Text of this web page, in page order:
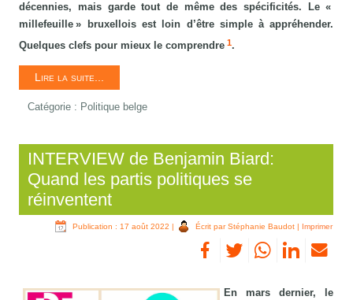
décennies, mais garde tout de même des spécificités. Le «
millefeuille » bruxellois est loin d’être simple à appréhender.
Quelques clefs pour mieux le comprendre1.
Lire la suite...
Catégorie : Politique belge
INTERVIEW de Benjamin Biard:
Quand les partis politiques se
réinventent
Publication : 17 août 2022 | Écrit par Stéphanie Baudot | Imprimer
En mars dernier, le